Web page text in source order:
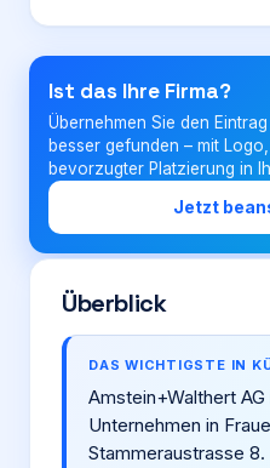
Firma
Ist das Ihre Firma?
Übernehmen Sie den
besser gefunden – mit
bevorzugter Platzierung in
Jetzt
Überblick
DAS WICHTIGSTE IN
Amstein+Walthert
Unternehmen in
Stammeraustrasse 8.